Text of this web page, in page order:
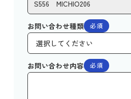
お問い合わせ種類 必須
お問い合わせ内容 必須